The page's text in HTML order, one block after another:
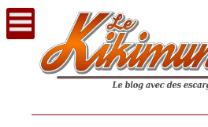
Voir
contenu